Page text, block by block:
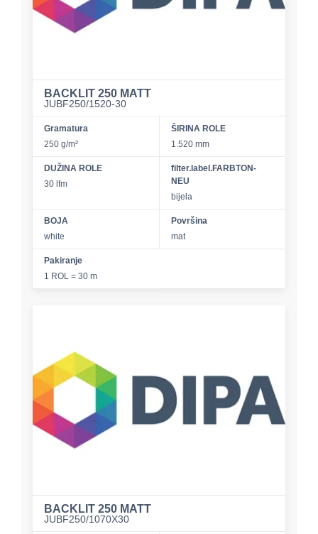
BACKLIT 250 MATT
JUBF250/1520-30
Gramatura
250 g/m²
ŠIRINA ROLE
1.520 mm
DUŽINA ROLE
30 lfm
filter.label.FARBTON-
NEU
bijela
BOJA
white
Površina
mat
Pakiranje
1 ROL = 30 m
BACKLIT 250 MATT
JUBF250/1070X30